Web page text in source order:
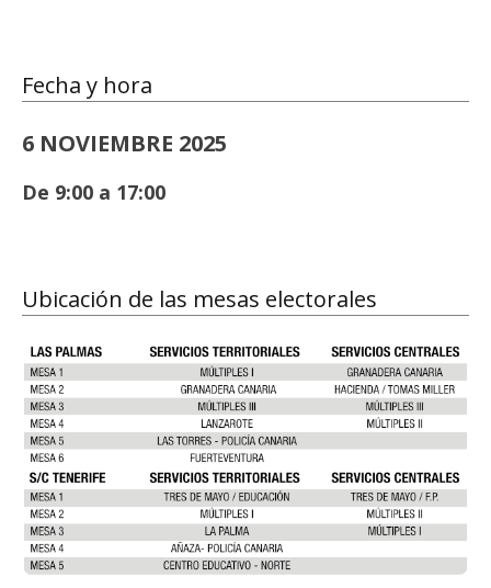
Fecha y hora
6 NOVIEMBRE 2025
De 9:00 a 17:00
Ubicación de las mesas electorales